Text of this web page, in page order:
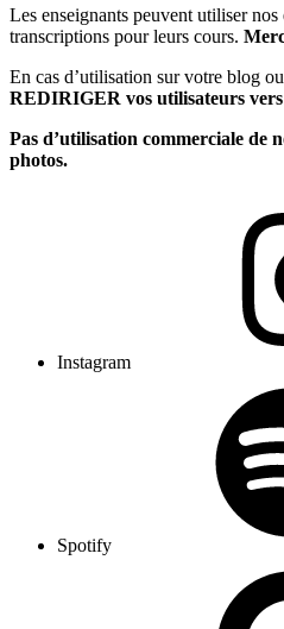
Les enseignants peuvent utiliser nos
transcriptions pour leurs cours.
En cas d’utilisation sur votre blog
REDIRIGER vos utilisateurs
Pas d’utilisation commerciale de
photos.
Instagram
Spotify